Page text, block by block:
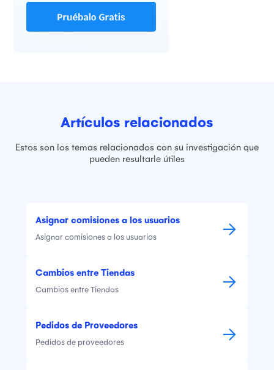
Artículos relacionados
Estos son los temas relacionados con su investigación que
pueden resultarle útiles
Asignar comisiones a los usuarios
Asignar comisiones a los usuarios
Cambios entre Tiendas
Cambios entre Tiendas
Pedidos de Proveedores
Pedidos de proveedores